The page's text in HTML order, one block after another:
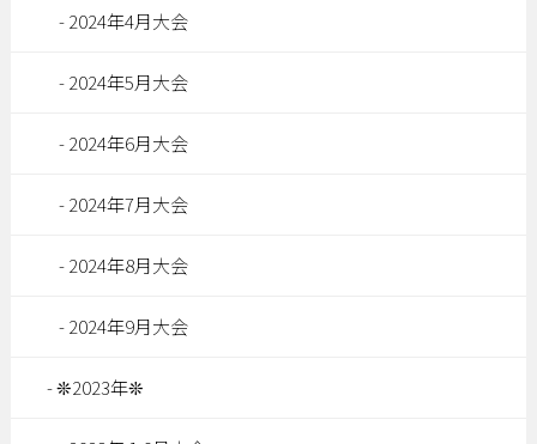
2024年4月大会
2024年5月大会
2024年6月大会
2024年7月大会
2024年8月大会
2024年9月大会
❊2023年❊